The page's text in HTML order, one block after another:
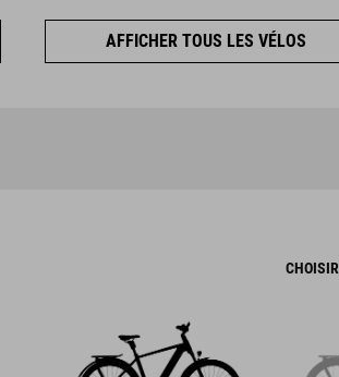
AFFICHER TOUS LES VÉLOS